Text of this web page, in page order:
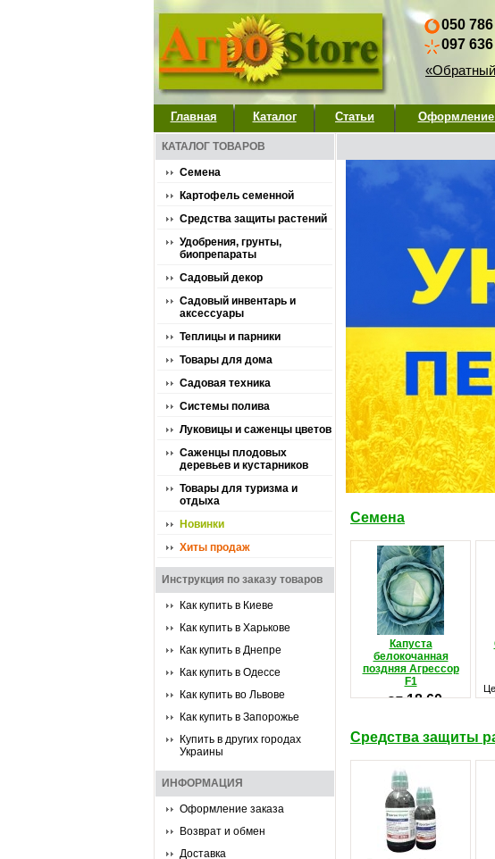
050
097
Главная Каталог Статьи Оформление
КАТАЛОГ ТОВАРОВ
Семена
Картофель семенной
Средства защиты растений
Удобрения, грунты,
биопрепараты
Садовый декор
Садовый инвентарь и
аксессуары
Теплицы и парники
Товары для дома
Садовая техника
Системы полива
Луковицы и саженцы цветов
Саженцы плодовых
деревьев и кустарников
Товары для туризма и
отдыха
Новинки
Хиты продаж
Инструкция по заказу товаров
Как купить в Киеве
Как купить в Харькове
Как купить в Днепре
Как купить в Одессе
Как купить во Львове
Как купить в Запорожье
Купить в других городах
Украины
ИНФОРМАЦИЯ
Оформление заказа
Возврат и обмен
Доставка
Семена
Капуста
белокочанная
поздняя Агрессор
F1
Цена:от 18.60грн.
Средства защиты